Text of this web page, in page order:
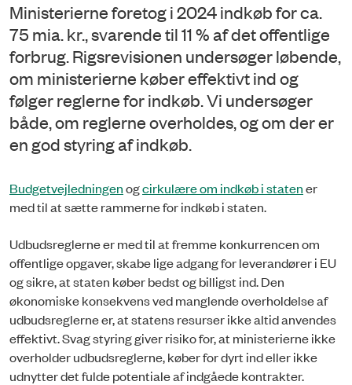
Ministerierne foretog i 2024 indkøb for ca.
75 mia. kr., svarende til 11 % af det offentlige
forbrug. Rigsrevisionen undersøger løbende,
om ministerierne køber effektivt ind og
følger reglerne for indkøb. Vi undersøger
både, om reglerne overholdes, og om der er
en god styring af indkøb.
Budgetvejledningenogcirkulære om indkøb i statener
med til at sætte rammerne for indkøb i staten.
Udbudsreglerne er med til at fremme konkurrencen om
offentlige opgaver, skabe lige adgang for leverandører i EU
og sikre, at staten køber bedst og billigst ind. Den
økonomiske konsekvens ved manglende overholdelse af
udbudsreglerne er, at statens resurser ikke altid anvendes
effektivt. Svag styring giver risiko for, at ministerierne ikke
overholder udbudsreglerne, køber for dyrt ind eller ikke
udnytter det fulde potentiale af indgåede kontrakter.